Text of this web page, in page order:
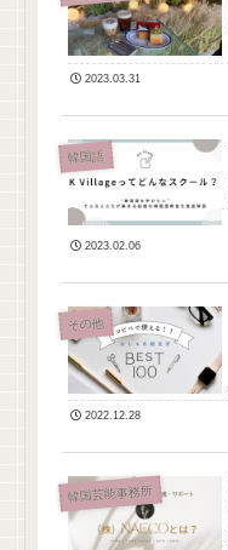
2023.03.31
韓国語
2023.02.06
その他
2022.12.28
韓国芸能事務所